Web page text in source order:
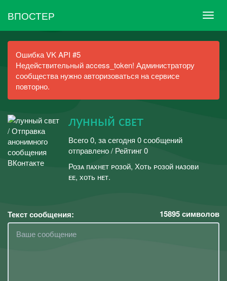
ВПОСТЕР
Ошибка VK API #5
Недействительный access_token! Администратору
сообщества нужно авторизоваться на сервисе
повторно.
лунный свᴇт
Всего 0, за сегодня 0 сообщений
отправлено / Рейтинг 0
Розᴀ пᴀхнᴇт ᴘозой, Хоть ᴘозой нᴀзови
ᴇᴇ, хоть нᴇт.
Текст сообщения: 15895символов